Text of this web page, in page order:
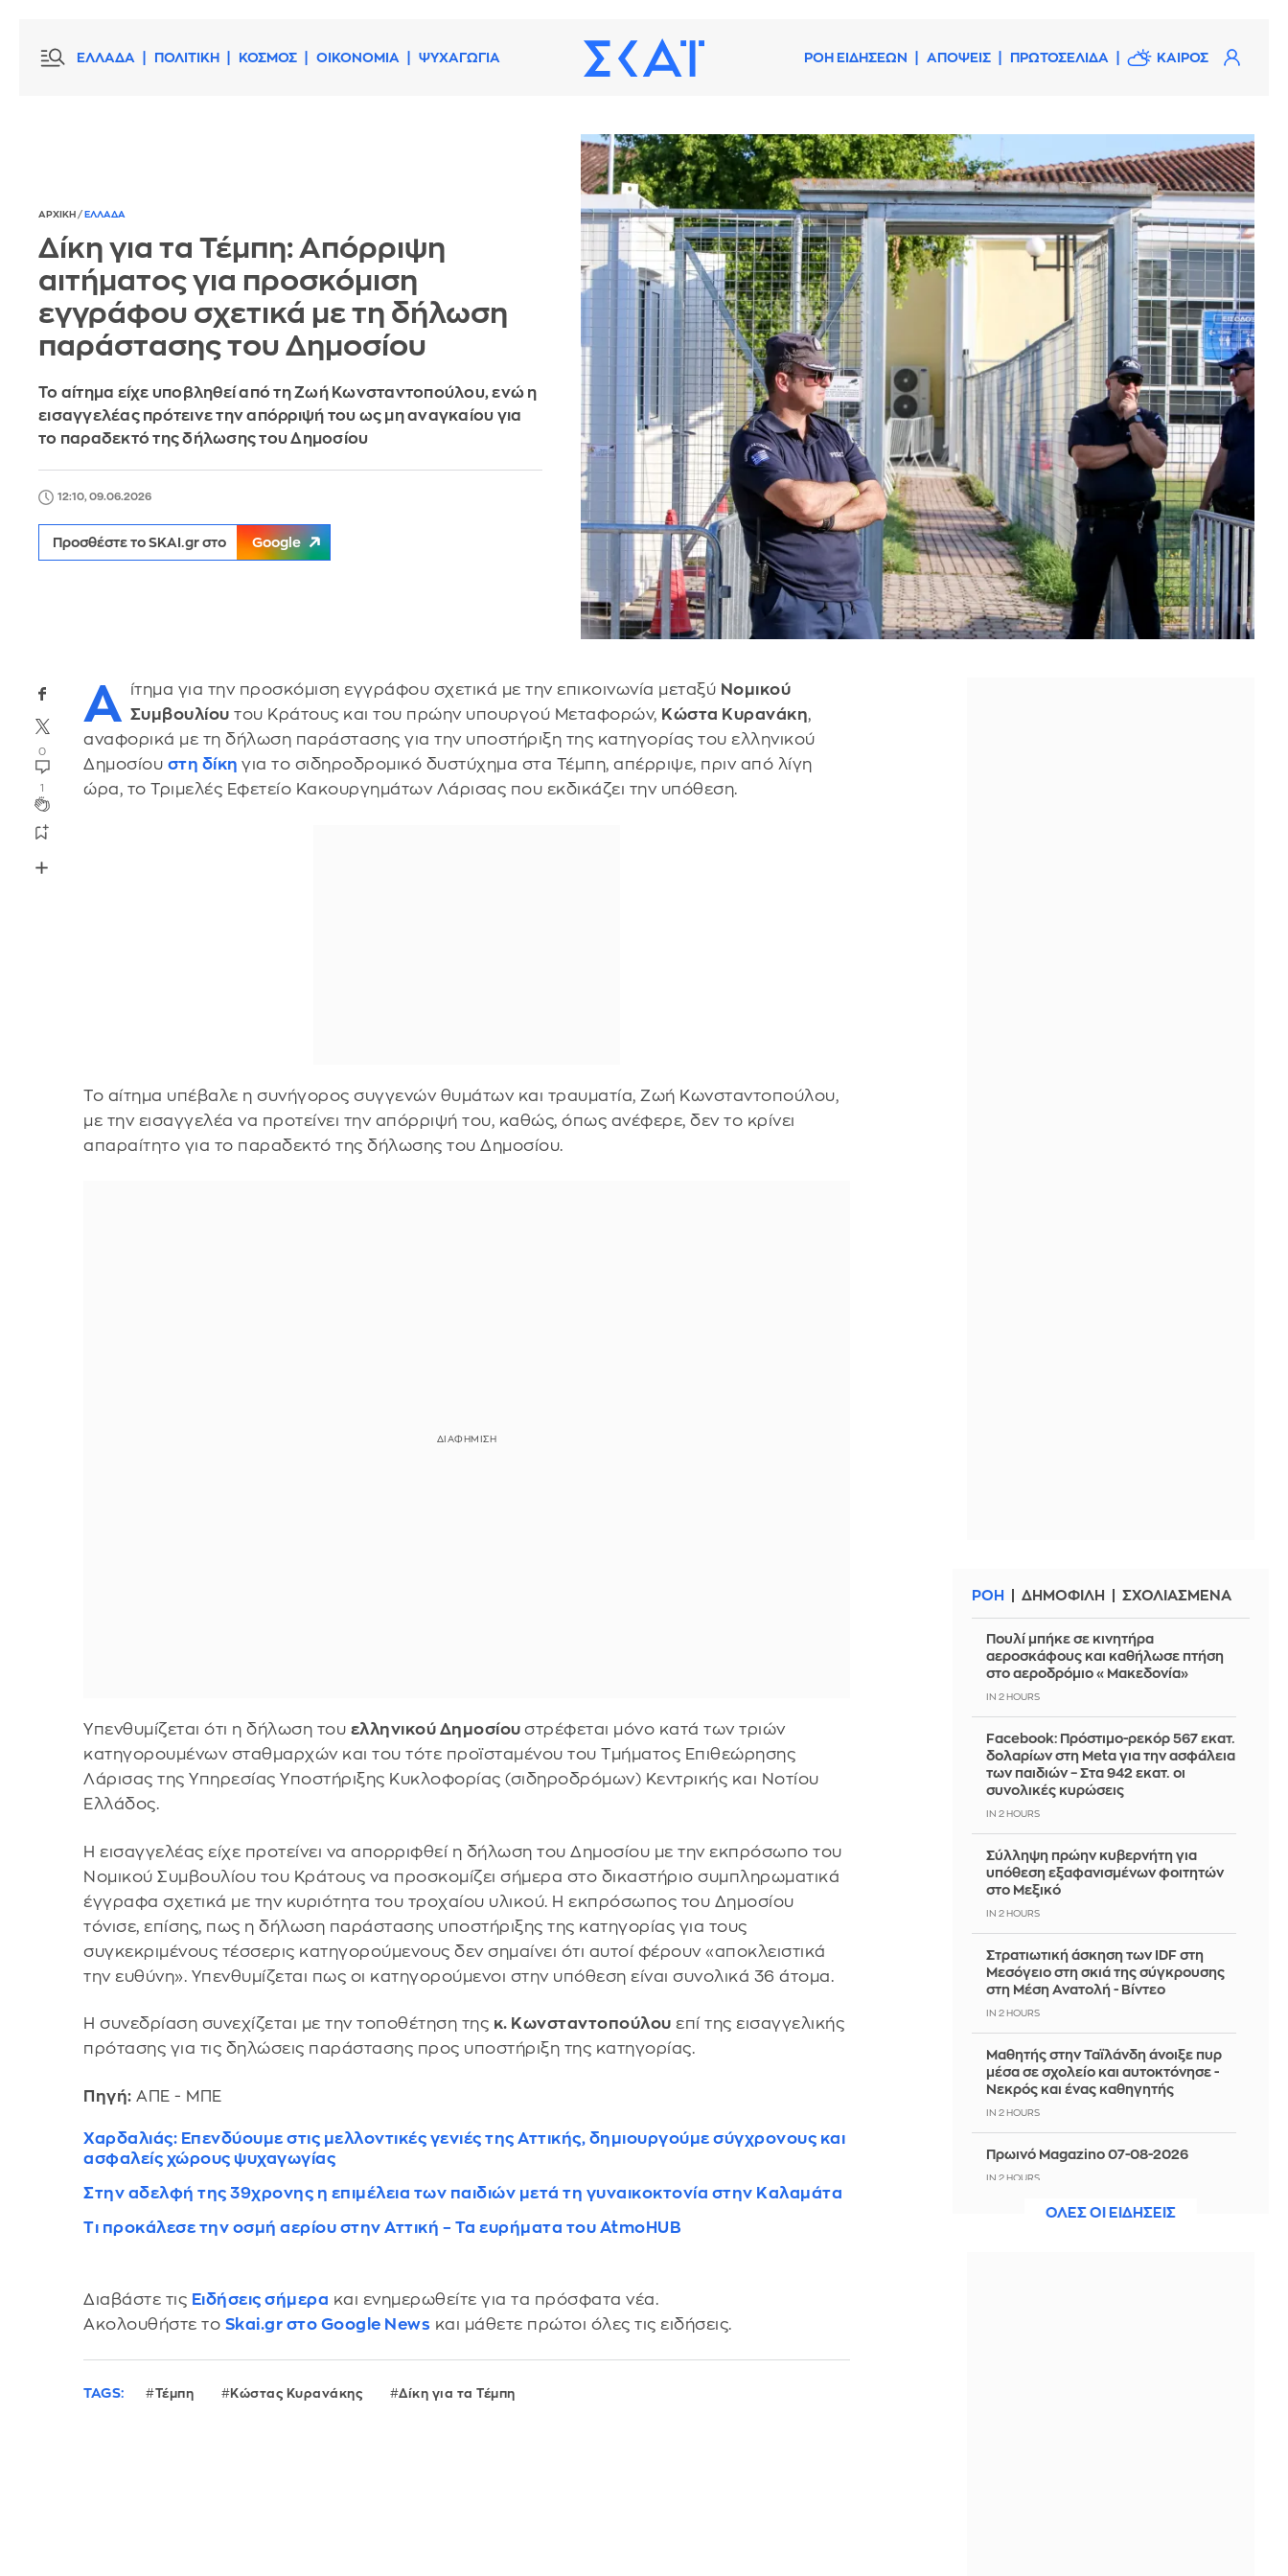
ΕΛΛΑΔΑ ΠΟΛΙΤΙΚΗ ΚΟΣΜΟΣ ΟΙΚΟΝΟΜΙΑ ΨΥΧΑΓΩΓΙΑ ΡΟΗ ΕΙΔΗΣΕΩΝ ΑΠΟΨΕΙΣ ΠΡΩΤΟΣΕΛΙΔΑ ΚΑΙΡΟΣ
ΑΡΧΙΚΗ / ΕΛΛΑΔΑ
Δίκη για τα Τέμπη: Απόρριψη
αιτήματος για προσκόμιση
εγγράφου σχετικά με τη δήλωση
παράστασης του Δημοσίου
Το αίτημα είχε υποβληθεί από τη Ζωή Κωνσταντοπούλου, ενώ η
εισαγγελέας πρότεινε την απόρριψή του ως μη αναγκαίου για
το παραδεκτό της δήλωσης του Δημοσίου
12:10, 09.06.2026
Προσθέστε το SKAI.gr στο Google
0
1
Α ίτημα για την προσκόμιση εγγράφου σχετικά με την επικοινωνία μεταξύ Νομικού
Συμβουλίου του Κράτους και του πρώην υπουργού Μεταφορών, Κώστα Κυρανάκη,
αναφορικά με τη δήλωση παράστασης για την υποστήριξη της κατηγορίας του ελληνικού
Δημοσίου στη δίκηγια το σιδηροδρομικό δυστύχημα στα Τέμπη, απέρριψε, πριν από λίγη
ώρα, το Τριμελές Εφετείο Κακουργημάτων Λάρισας που εκδικάζει την υπόθεση.
Το αίτημα υπέβαλε η συνήγορος συγγενών θυμάτων και τραυματία, Ζωή Κωνσταντοπούλου,
με την εισαγγελέα να προτείνει την απόρριψή του, καθώς, όπως ανέφερε, δεν το κρίνει
απαραίτητο για το παραδεκτό της δήλωσης του Δημοσίου.
Υπενθυμίζεται ότι η δήλωση του ελληνικού Δημοσίουστρέφεται μόνο κατά των τριών
κατηγορουμένων σταθμαρχών και του τότε προϊσταμένου του Τμήματος Επιθεώρησης
Λάρισας της Υπηρεσίας Υποστήριξης Κυκλοφορίας (σιδηροδρόμων) Κεντρικής και Νοτίου
Ελλάδος.
Η εισαγγελέας είχε προτείνει να απορριφθεί η δήλωση του Δημοσίου με την εκπρόσωπο του
Νομικού Συμβουλίου του Κράτους να προσκομίζει σήμερα στο δικαστήριο συμπληρωματικά
έγγραφα σχετικά με την κυριότητα του τροχαίου υλικού. Η εκπρόσωπος του Δημοσίου
τόνισε, επίσης, πως η δήλωση παράστασης υποστήριξης της κατηγορίας για τους
συγκεκριμένους τέσσερις κατηγορούμενους δεν σημαίνει ότι αυτοί φέρουν «αποκλειστικά
την ευθύνη». Υπενθυμίζεται πως οι κατηγορούμενοι στην υπόθεση είναι συνολικά 36 άτομα.
Η συνεδρίαση συνεχίζεται με την τοποθέτηση της κ. Κωνσταντοπούλου επί της εισαγγελικής
πρότασης για τις δηλώσεις παράστασης προς υποστήριξη της κατηγορίας.
Πηγή: ΑΠΕ - ΜΠΕ
Χαρδαλιάς: Επενδύουμε στις μελλοντικές γενιές της Αττικής, δημιουργούμε σύγχρονους και
ασφαλείς χώρους ψυχαγωγίας
Στην αδελφή της 39χρονης η επιμέλεια των παιδιών μετά τη γυναικοκτονία στην Καλαμάτα
Τι προκάλεσε την οσμή αερίου στην Αττική – Τα ευρήματα του AtmoHUB
Διαβάστε τις Ειδήσεις σήμερα και ενημερωθείτε για τα πρόσφατα νέα.
Ακολουθήστε το Skai.gr στο Google News και μάθετε πρώτοι όλες τις ειδήσεις.
TAGS: Τέμπη Κώστας Κυρανάκης Δίκη για τα Τέμπη
ΡΟΗ ΔΗΜΟΦΙΛΗ ΣΧΟΛΙΑΣΜΕΝΑ
Πουλί μπήκε σε κινητήρα
αεροσκάφους και καθήλωσε πτήση
στο αεροδρόμιο «Μακεδονία»
IN 2 HOURS
Facebook: Πρόστιμο-ρεκόρ 567 εκατ.
δολαρίων στη Meta για την ασφάλεια
των παιδιών – Στα 942 εκατ. οι
συνολικές κυρώσεις
IN 2 HOURS
Σύλληψη πρώην κυβερνήτη για
υπόθεση εξαφανισμένων φοιτητών
στο Μεξικό
IN 2 HOURS
Στρατιωτική άσκηση των IDF στη
Μεσόγειο στη σκιά της σύγκρουσης
στη Μέση Ανατολή - Βίντεο
IN 2 HOURS
Μαθητής στην Ταϊλάνδη άνοιξε πυρ
μέσα σε σχολείο και αυτοκτόνησε -
Νεκρός και ένας καθηγητής
IN 2 HOURS
Πρωινό Magazino 07-08-2026
IN 2 HOURS
Αργεντινή: Επεισόδια στο τέλος
ΟΛΕΣ ΟΙ ΕΙΔΗΣΕΙΣ